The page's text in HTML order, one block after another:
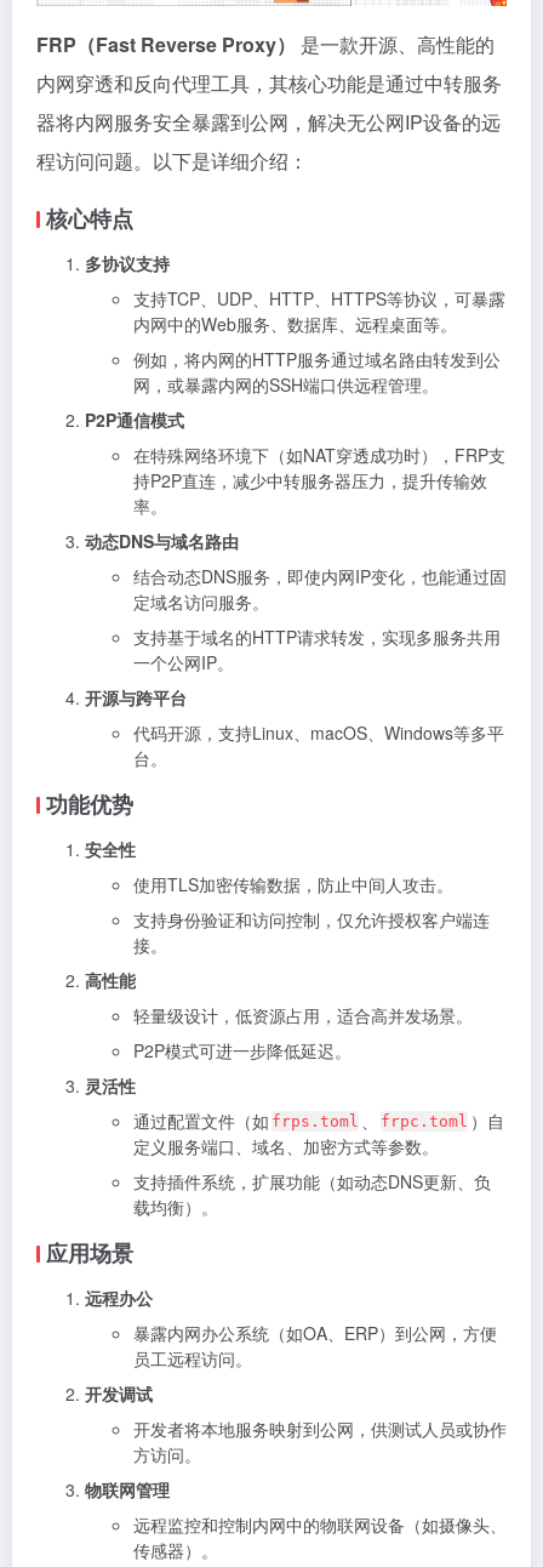
FRP（Fast Reverse Proxy）
是一款开源、高性能的
内网穿透和反向代理工具，其核心功能是通过中转服务
器将内网服务安全暴露到公网，解决无公网IP设备的远
程访问问题。以下是详细介绍：
核心特点
多协议支持
支持TCP、UDP、HTTP、HTTPS等协议，可暴露
内网中的Web服务、数据库、远程桌面等。
例如，将内网的HTTP服务通过域名路由转发到公
网，或暴露内网的SSH端口供远程管理。
P2P通信模式
在特殊网络环境下（如NAT穿透成功时），FRP支
持P2P直连，减少中转服务器压力，提升传输效
率。
动态DNS与域名路由
结合动态DNS服务，即使内网IP变化，也能通过固
定域名访问服务。
支持基于域名的HTTP请求转发，实现多服务共用
一个公网IP。
开源与跨平台
代码开源，支持Linux、macOS、Windows等多平
台。
功能优势
安全性
使用TLS加密传输数据，防止中间人攻击。
支持身份验证和访问控制，仅允许授权客户端连
接。
高性能
轻量级设计，低资源占用，适合高并发场景。
P2P模式可进一步降低延迟。
灵活性
通过配置文件（如 frps.toml frpc.toml ）自
定义服务端口、域名、加密方式等参数。
支持插件系统，扩展功能（如动态DNS更新、负
载均衡）。
应用场景
远程办公
暴露内网办公系统（如OA、ERP）到公网，方便
员工远程访问。
开发调试
开发者将本地服务映射到公网，供测试人员或协作
方访问。
物联网管理
远程监控和控制内网中的物联网设备（如摄像头、
传感器）。